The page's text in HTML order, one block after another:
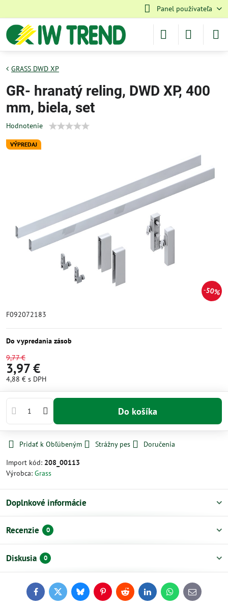
Panel používateľa
VÝPREDAJ
50%
GRASS DWD XP
GR- hranatý reling, DWD XP, 400
mm, biela, set
Hodnotenie
F092072183
Do vypredania zásob
9,77 €
3,97 €
4,88 € s DPH
Do košíka
Pridať k Obľúbeným Strážny pes
Doručenia
Import kód: 208_00113
Výrobca: Grass
Doplnkové informácie
Recenzie 0
Diskusia 0
FacebookTwitterBlueskyPinterestReddit LinkedInWhatsApp
E-
mail